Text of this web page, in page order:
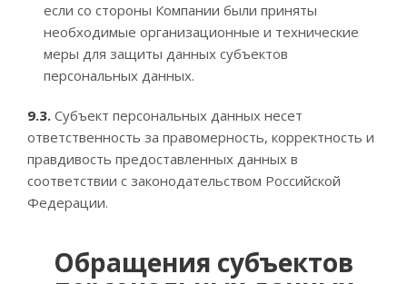
если со стороны Компании были приняты
необходимые организационные и технические
меры для защиты данных субъектов
персональных данных.
9.3. Субъект персональных данных несет
ответственность за правомерность, корректность и
правдивость предоставленных данных в
соответствии с законодательством Российской
Федерации.
Обращения субъектов